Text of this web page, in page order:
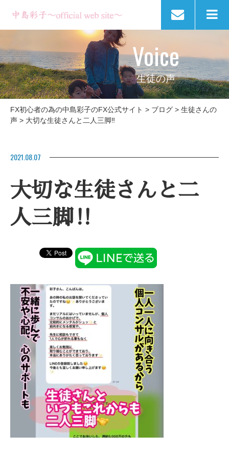
Voice
生徒の声
FX初心者の為の中島彩子のFX公式サイト > ブログ> 生徒さんの
声> 大切な生徒さんと二人三脚‼
2021.08.07
大切な生徒さんと二
人三脚‼